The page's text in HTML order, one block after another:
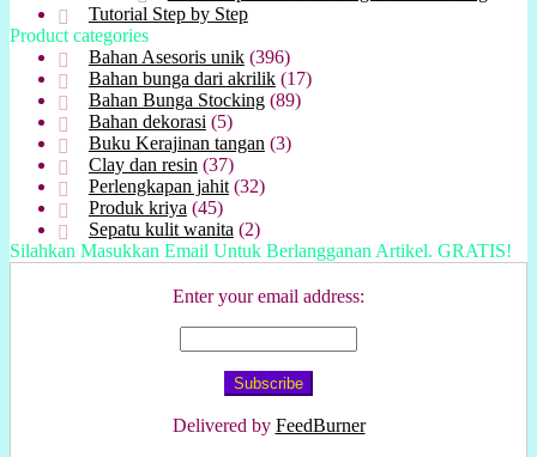
Tutorial Step by Step
Product categories
Bahan Asesoris unik (396)
Bahan bunga dari akrilik (17)
Bahan Bunga Stocking (89)
Bahan dekorasi (5)
Buku Kerajinan tangan (3)
Clay dan resin (37)
Perlengkapan jahit (32)
Produk kriya (45)
Sepatu kulit wanita (2)
Silahkan Masukkan Email Untuk Berlangganan Artikel. GRATIS!
Enter your email address:
Delivered by FeedBurner